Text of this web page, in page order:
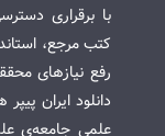
با برقراری
کتب مرجع،
رفع نیازهای
دانلود ایران
علمی جامعه‌ی